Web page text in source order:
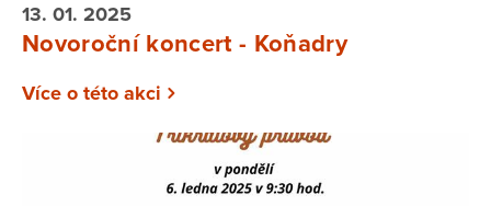
13. 01. 2025
Novoroční koncert - Koňadry
Více o této akci